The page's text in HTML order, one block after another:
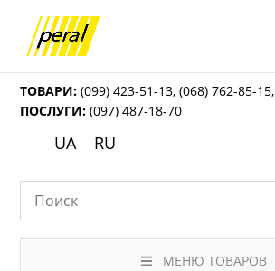
ТОВАРИ: (099) 423-51-13,(068) 762-85-15
ПОСЛУГИ: (097) 487-18-70
UA RU
МЕНЮ ТОВАРОВ